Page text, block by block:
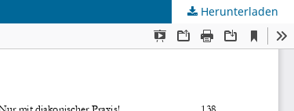
Herunterladen